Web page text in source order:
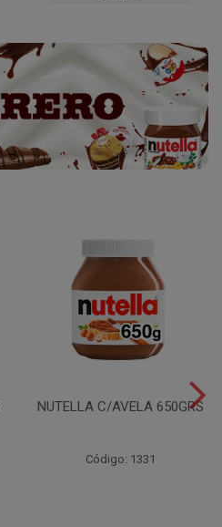
NUTELLA C/AVELA 650GRS
Código: 1331